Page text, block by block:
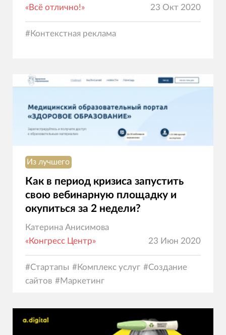
«Всё отлично!»
23 Окт 2020
#Контекстная реклама
Из лучшего
Как в период кризиса запустить
свою вебинарную площадку и
окупиться за 2 недели?
Катерина Анисимова
«Конгресс Центр»
23 Июн 2020
#Стартапы #Комплекс услуг #Создание
сайтов #Маркетинг